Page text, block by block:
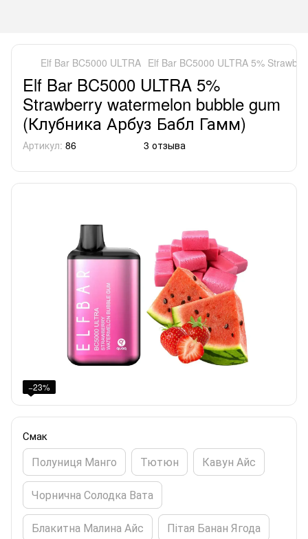
Elf Bar BC5000 ULTRA Elf Bar BC5000 ULTRA 5%
Elf Bar BC5000 ULTRA 5%
Strawberry watermelon bubble gum
(Клубника Арбуз Бабл Гамм)
Артикул: 86 3 отзыва
−23%
Смак
Полуниця Манго Тютюн Кавун Айс
Чорнична Солодка Вата
Блакитна Малина Айс Пітая Банан Ягода